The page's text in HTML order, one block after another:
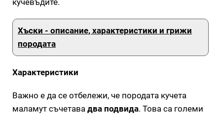
Хъски - описание, характеристики и грижи
породата
Характеристики
Важно е да се отбележи, че породата кучета
маламут съчетава два подвида. Това са големи